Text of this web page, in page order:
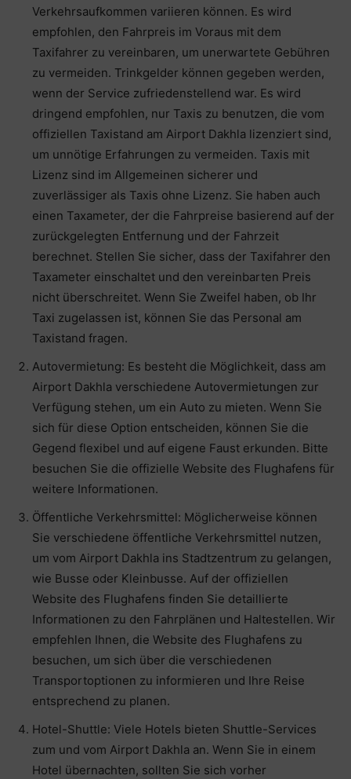
Verkehrsaufkommen variieren können. Es wird
empfohlen, den Fahrpreis im Voraus mit dem
Taxifahrer zu vereinbaren, um unerwartete Gebühren
zu vermeiden. Trinkgelder können gegeben werden,
wenn der Service zufriedenstellend war. Es wird
dringend empfohlen, nur Taxis zu benutzen, die vom
offiziellen Taxistand am Airport Dakhla lizenziert sind,
um unnötige Erfahrungen zu vermeiden. Taxis mit
Lizenz sind im Allgemeinen sicherer und
zuverlässiger als Taxis ohne Lizenz. Sie haben auch
einen Taxameter, der die Fahrpreise basierend auf der
zurückgelegten Entfernung und der Fahrzeit
berechnet. Stellen Sie sicher, dass der Taxifahrer den
Taxameter einschaltet und den vereinbarten Preis
nicht überschreitet. Wenn Sie Zweifel haben, ob Ihr
Taxi zugelassen ist, können Sie das Personal am
Taxistand fragen.
Autovermietung: Es besteht die Möglichkeit, dass am
Airport Dakhla verschiedene Autovermietungen zur
Verfügung stehen, um ein Auto zu mieten. Wenn Sie
sich für diese Option entscheiden, können Sie die
Gegend flexibel und auf eigene Faust erkunden. Bitte
besuchen Sie die offizielle Website des Flughafens für
weitere Informationen.
Öffentliche Verkehrsmittel: Möglicherweise können
Sie verschiedene öffentliche Verkehrsmittel nutzen,
um vom Airport Dakhla ins Stadtzentrum zu gelangen,
wie Busse oder Kleinbusse. Auf der offiziellen
Website des Flughafens finden Sie detaillierte
Informationen zu den Fahrplänen und Haltestellen. Wir
empfehlen Ihnen, die Website des Flughafens zu
besuchen, um sich über die verschiedenen
Transportoptionen zu informieren und Ihre Reise
entsprechend zu planen.
Hotel-Shuttle: Viele Hotels bieten Shuttle-Services
zum und vom Airport Dakhla an. Wenn Sie in einem
Hotel übernachten, sollten Sie sich vorher